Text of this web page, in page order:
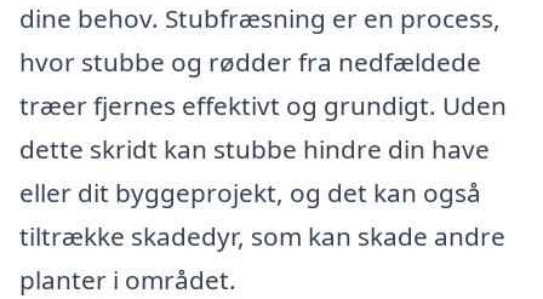
dine behov. Stubfræsning er en process,
hvor stubbe og rødder fra nedfældede
træer fjernes effektivt og grundigt. Uden
dette skridt kan stubbe hindre din have
eller dit byggeprojekt, og det kan også
tiltrække skadedyr, som kan skade andre
planter i området.